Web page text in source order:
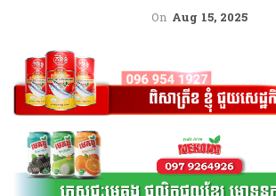
On Aug 15, 2025